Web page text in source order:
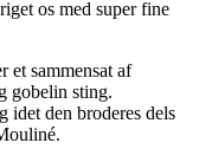
os med super fine
et sammensat af
gobelin sting.
idet den broderes dels